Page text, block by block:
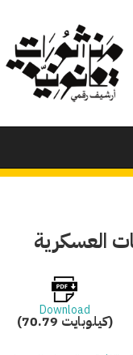
العسكرية
Download
(70.79 كيلوبايت)